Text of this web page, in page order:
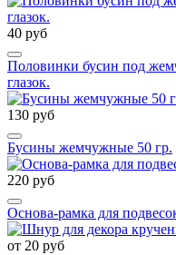
40 руб
Половинки бусин под
глазок.
130 руб
Бусины жемчужные 50 гр.
220 руб
Основа-рамка для
от 20 руб